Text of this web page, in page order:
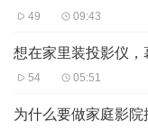
49 09:43
想在家里装投影仪，
54 05:51
为什么要做家庭影院